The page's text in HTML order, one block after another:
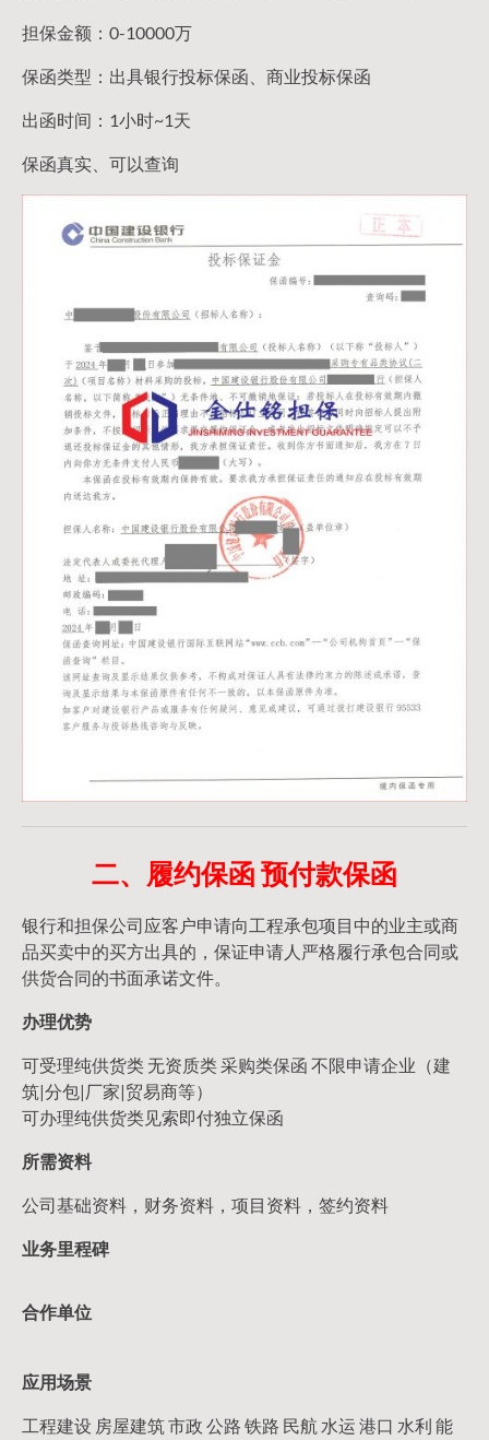
担保金额：0-10000万
保函类型：出具银行投标保函、商业投标保函
出函时间：1小时~1天
保函真实、可以查询
二、履约保函 预付款保函
银行和担保公司应客户申请向工程承包项目中的业主或商
品买卖中的买方出具的，保证申请人严格履行承包合同或
供货合同的书面承诺文件。
办理优势
可受理纯供货类 无资质类 采购类保函 不限申请企业（建
筑|分包|厂家|贸易商等）
可办理纯供货类见索即付独立保函
所需资料
公司基础资料，财务资料，项目资料，签约资料
业务里程碑
合作单位
应用场景
工程建设 房屋建筑 市政 公路 铁路 民航 水运 港口 水利 能